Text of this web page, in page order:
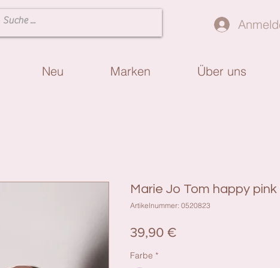
Neu Marken Über uns
Marie Jo Tom happy pink
Artikelnummer: 0520823
39,90 €Preis
Farbe *